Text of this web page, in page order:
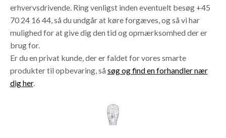
erhvervsdrivende. Ring venligst inden eventuelt besøg +45
70 24 16 44, så du undgår at køre forgæves, og så vi har
mulighed for at give dig den tid og opmærksomhed der er
brug for.
Er du en privat kunde, der er faldet for vores smarte
produkter til opbevaring, så søg og find en forhandler nær
dig her.